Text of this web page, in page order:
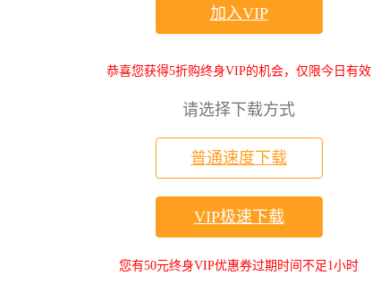
加入VIP
恭喜您获得5折购终身VIP的机会，仅限今日有效
请选择下载方式
普通速度下载
VIP极速下载
您有50元终身VIP优惠券过期时间不足1小时